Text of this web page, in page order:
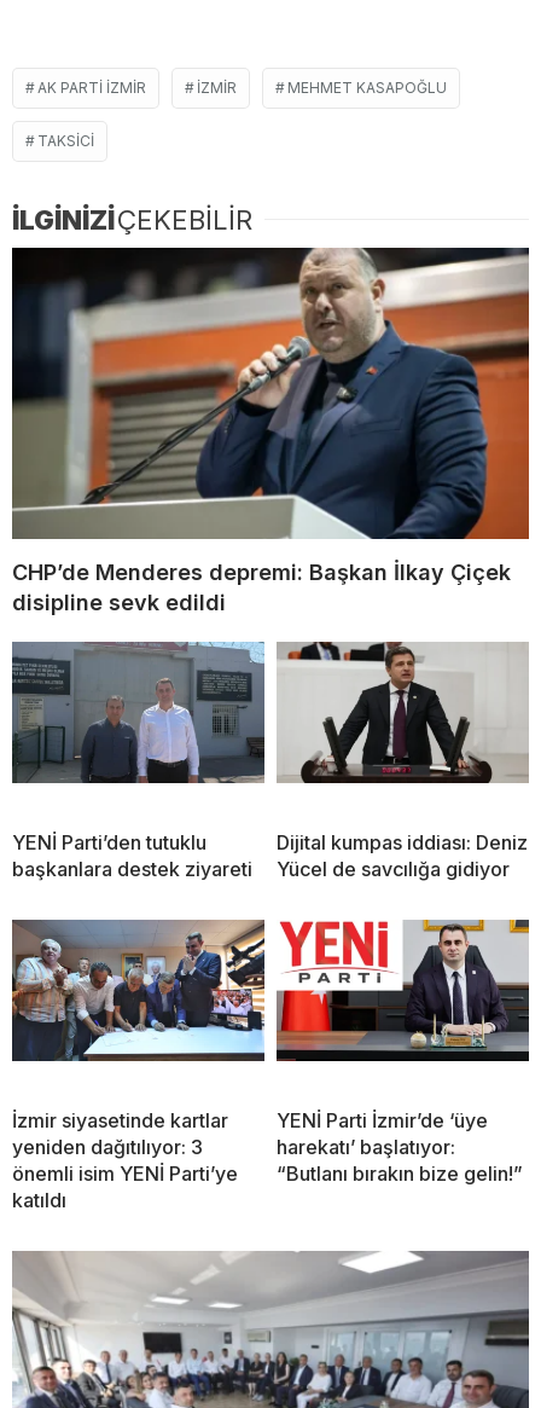
AK PARTI IZMIR IZMIR MEHMET KASAPOĞLU
TAKSICI
İLGİNİZİÇEKEBİLİR
CHP’de Menderes depremi: Başkan İlkay Çiçek
disipline sevk edildi
YENİ Parti’den tutuklu
başkanlara destek ziyareti
Dijital kumpas iddiası: Deniz
Yücel de savcılığa gidiyor
İzmir siyasetinde kartlar
yeniden dağıtılıyor: 3
önemli isim YENİ Parti’ye
katıldı
YENİ Parti İzmir’de ‘üye
harekatı’ başlatıyor:
“Butlanı bırakın bize gelin!”